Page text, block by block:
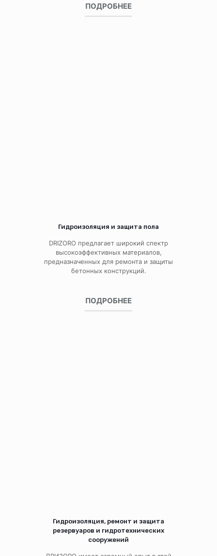
ПОДРОБНЕЕ
Гидроизоляция и защита пола
DRIZORO предлагает широкий спектр
высокоэффективных материалов,
предназначенных для ремонта и защиты
бетонных конструкций.
ПОДРОБНЕЕ
Гидроизоляция, ремонт и защита
резервуаров и гидротехнических
сооружений